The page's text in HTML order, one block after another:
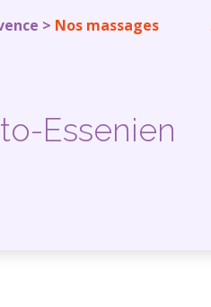
> Nos massages
Essenien